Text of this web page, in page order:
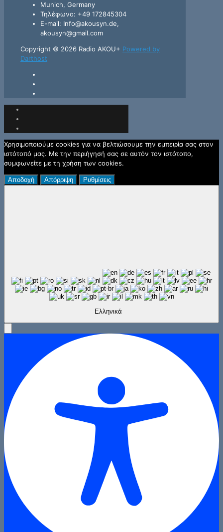
Munich, Germany
Τηλέφωνο: +49 172845304
E-mail: Info@akousyn.de,
akousyn@gmail.com
Copyright © 2026 Radio AKOU+ Powered by
Darthost
Χρησιμοποιούμε cookies για να βελτιώσουμε την εμπειρία σας στον
ιστότοπό μας. Με την περιήγησή σας σε αυτόν τον ιστότοπο,
συμφωνείτε με τη χρήση των cookies.
Αποδοχή Απόρριψη Ρυθμίσεις
Ελληνικά